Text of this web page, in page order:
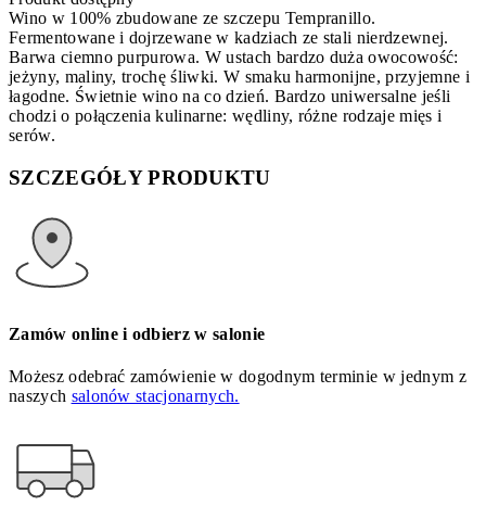
Wino w 100% zbudowane ze szczepu Tempranillo.
Fermentowane i dojrzewane w kadziach ze stali nierdzewnej.
Barwa ciemno purpurowa. W ustach bardzo duża owocowość:
jeżyny, maliny, trochę śliwki. W smaku harmonijne, przyjemne i
łagodne. Świetnie wino na co dzień. Bardzo uniwersalne jeśli
chodzi o połączenia kulinarne: wędliny, różne rodzaje mięs i
serów.
SZCZEGÓŁY PRODUKTU
Zamów online i odbierz w salonie
Możesz odebrać zamówienie w dogodnym terminie w jednym z
naszych salonów stacjonarnych.